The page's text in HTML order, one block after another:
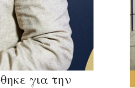
για την